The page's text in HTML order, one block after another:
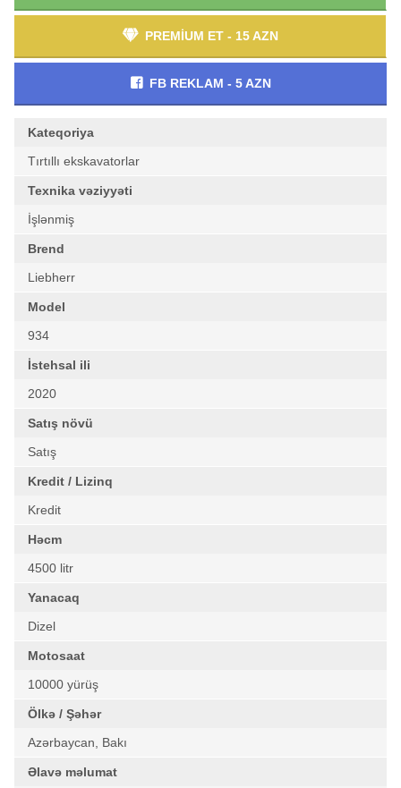
PREMİUM ET - 15 AZN
FB REKLAM - 5 AZN
Kateqoriya
Tırtıllı ekskavatorlar
Texnika vəziyyəti
İşlənmiş
Brend
Liebherr
Model
934
İstehsal ili
2020
Satış növü
Satış
Kredit / Lizinq
Kredit
Həcm
4500 litr
Yanacaq
Dizel
Motosaat
10000 yürüş
Ölkə / Şəhər
Azərbaycan, Bakı
Əlavə məlumat